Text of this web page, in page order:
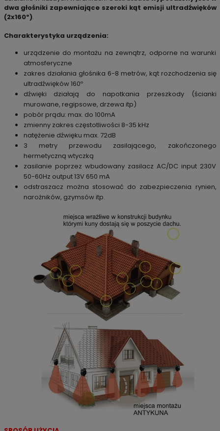
dwa głośniki zapewniające szeroki kąt emisji ultradźwięków
(2x160º).
Charakterystyka urządzenia:
urządzenie do montażu na zewnątrz, odporne na warunki
atmosferyczne
zakres działania głośnika 6-8 metrów, kąt rozchodzenia się
ultradźwięków 160º
dźwięki działają do napotkania przeszkody (ścianki
murowane, regipsowe, drzewa itp)
pobór prądu: max. do 100mA
zmienny zakres częstotliwości 8-35 kHz
natężenie dźwięku max. 72dB
3 metry przewodu zasilającego, zakończonego
hermetyczną wtyczką
zasilanie poprzez wbudowany zasilacz AC/DC input 230V
50-60Hz output 13V 650 mA
odstraszacz można stosować do zabezpieczenia rynien,
narożników, gzymsów itp.